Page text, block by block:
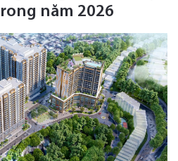
năm 2026